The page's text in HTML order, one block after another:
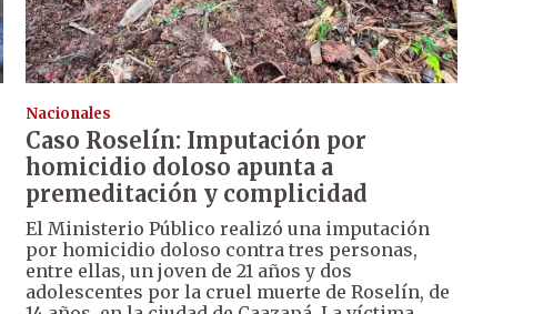
Nacionales
Caso Roselín: Imputación por
homicidio doloso apunta a
premeditación y complicidad
El Ministerio Público realizó una imputación
por homicidio doloso contra tres personas,
entre ellas, un joven de 21 años y dos
adolescentes por la cruel muerte de Roselín, de